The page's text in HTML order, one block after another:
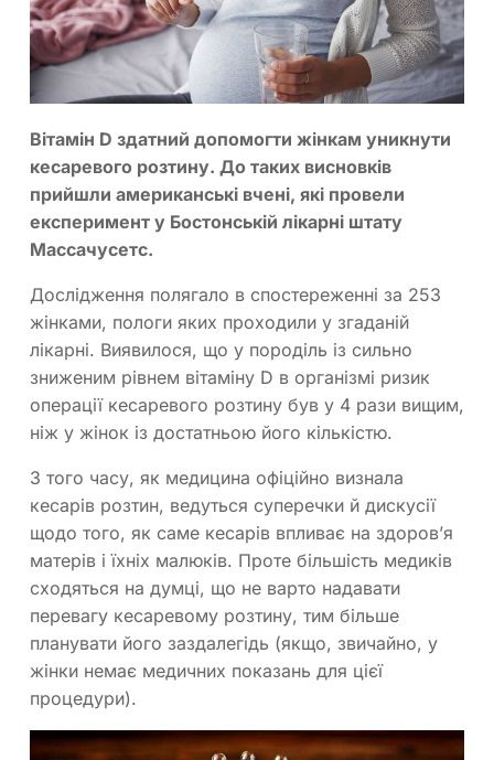
Вітамін D здатний допомогти жінкам уникнути
кесаревого розтину. До таких висновків
прийшли американські вчені, які провели
експеримент у Бостонській лікарні штату
Массачусетс.
Дослідження полягало в спостереженні за 253
жінками, пологи яких проходили у згаданій
лікарні. Виявилося, що у породіль із сильно
зниженим рівнем вітаміну D в організмі ризик
операції кесаревого розтину був у 4 рази вищим,
ніж у жінок із достатньою його кількістю.
З того часу, як медицина офіційно визнала
кесарів розтин, ведуться суперечки й дискусії
щодо того, як саме кесарів впливає на здоров’я
матерів і їхніх малюків. Проте більшість медиків
сходяться на думці, що не варто надавати
перевагу кесаревому розтину, тим більше
планувати його заздалегідь (якщо, звичайно, у
жінки немає медичних показань для цієї
процедури).